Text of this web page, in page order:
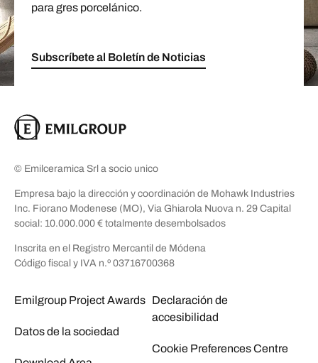
para gres porcelánico.
Subscríbete al Boletín de Noticias
© Emilceramica Srl a socio unico
Empresa bajo la dirección y coordinación de Mohawk Industries
Inc. Fiorano Modenese (MO), Via Ghiarola Nuova n. 29 Capital
social: 10.000.000 € totalmente desembolsados
Inscrita en el Registro Mercantil de Módena
Código fiscal y IVA n.º 03716700368
Emilgroup Project Awards
Datos de la sociedad
Declaración de
accesibilidad
Cookie Preferences Centre